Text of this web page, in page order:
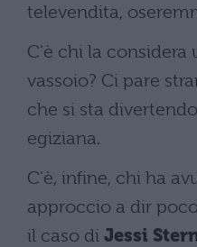
televendita,
C'è chi la considera
vassoio? Ci pare
che si sta
egiziana.
C'è, infine, chi ha
approccio a dir
il caso di Jessi